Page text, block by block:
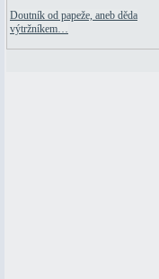
Doutník od papeže, aneb děda
výtržníkem…